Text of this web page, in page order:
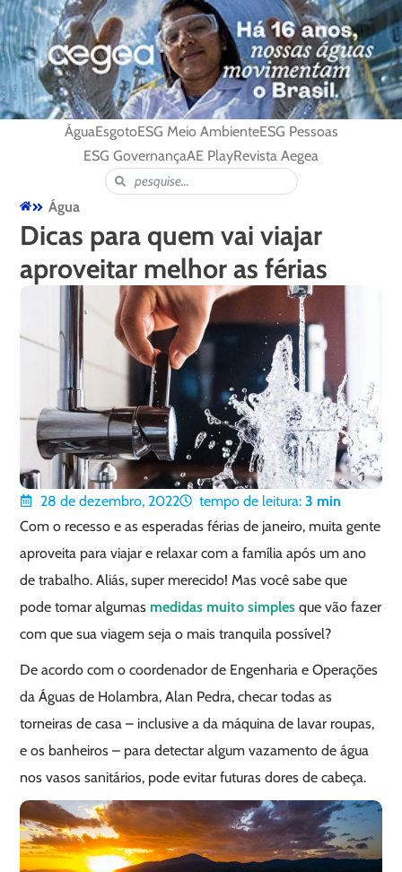
ÁguaEsgotoESG Meio AmbienteESG Pessoas
ESG GovernançaAE PlayRevista Aegea
Água
Dicas para quem vai viajar
aproveitar melhor as férias
28 de dezembro, 2022 tempo de leitura: 3 min
Com o recesso e as esperadas férias de janeiro, muita gente
aproveita para viajar e relaxar com a família após um ano
de trabalho. Aliás, super merecido! Mas você sabe que
pode tomar algumas medidas muito simples que vão fazer
com que sua viagem seja o mais tranquila possível?
De acordo com o coordenador de Engenharia e Operações
da Águas de Holambra, Alan Pedra, checar todas as
torneiras de casa – inclusive a da máquina de lavar roupas,
e os banheiros – para detectar algum vazamento de água
nos vasos sanitários, pode evitar futuras dores de cabeça.